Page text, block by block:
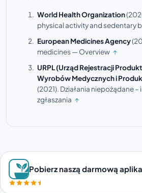
World Health Organization
physical activity and sedentary
European Medicines Agency
medicines — Overview ↑
URPL (Urząd Rejestracji
Wyrobów Medycznych i
(2021). Działania niepożądane
zgłaszania ↑
Pobierz naszą darmową